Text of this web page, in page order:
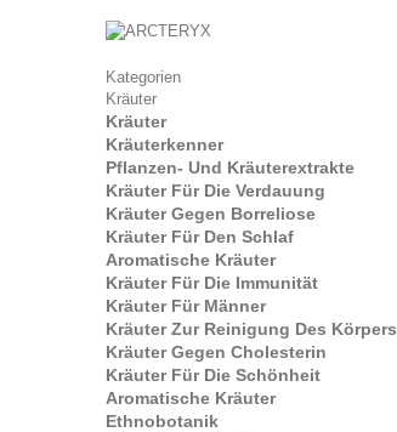
Kategorien
Kräuter
Kräuter
Kräuterkenner
Pflanzen- Und Kräuterextrakte
Kräuter Für Die Verdauung
Kräuter Gegen Borreliose
Kräuter Für Den Schlaf
Aromatische Kräuter
Kräuter Für Die Immunität
Kräuter Für Männer
Kräuter Zur Reinigung Des Körpers
Kräuter Gegen Cholesterin
Kräuter Für Die Schönheit
Aromatische Kräuter
Ethnobotanik